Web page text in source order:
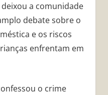
a comunidade
debate sobre o
e os riscos
enfrentam em
o crime